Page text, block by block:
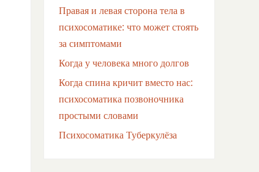
Правая и левая сторона тела в
психосоматике: что может стоять
за симптомами
Когда у человека много долгов
Когда спина кричит вместо нас:
психосоматика позвоночника
простыми словами
Психосоматика Туберкулёза